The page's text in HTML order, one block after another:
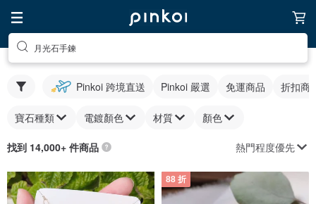
月光石手鍊
Pinkoi 跨境直送 Pinkoi 嚴選 免運商品 折扣商
寶石種類 電鍍顏色 材質 顏色
找到 14,000+ 件商品 熱門程度優先
88 折